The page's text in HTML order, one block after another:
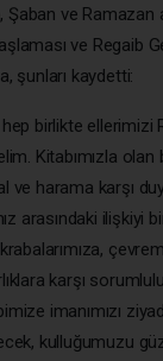
ve Ramazan
ve Regaib
şunları kaydetti:
birlikte ellerimizi
Kitabımızla olan
harama karşı
arasındaki ilişkiyi
karşı
imanımızı
kulluğumuzu